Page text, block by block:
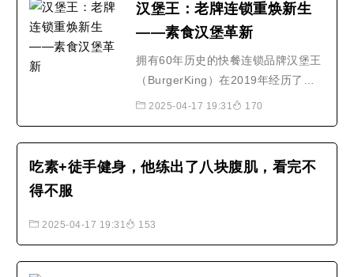
汉堡王：老牌连锁重焕新生
——素食汉堡革新
拥有60年历史的快餐连锁品牌汉堡王
（BurgerKing）在2019年经历了全
新改变。32岁就任职CEO的丹尼尔·
奈尔大学应用经济学专业。27岁时，
尔着手帮助经营这家连锁企业。他..
2025-04-17 19:31 170
吃素+徒手健身，他练出了八块腹肌，看完不
得不服
2025-04-17 19:31 153